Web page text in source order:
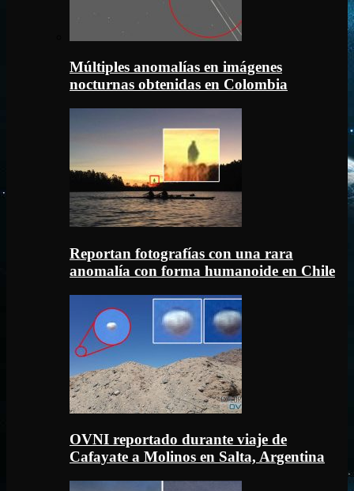
Múltiples anomalías en imágenes
nocturnas obtenidas en Colombia
Reportan fotografías con una rara
anomalía con forma humanoide en Chile
OVNI reportado durante viaje de
Cafayate a Molinos en Salta, Argentina